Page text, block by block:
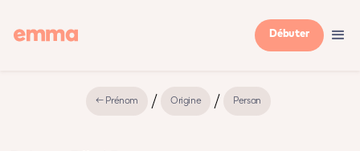
Débuter
← Prénom Origine Persan